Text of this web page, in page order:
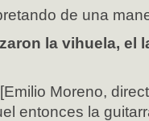
de una
la vihuela, el
Moreno,
entonces la